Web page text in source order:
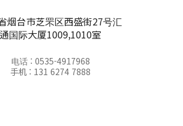
烟台市芝罘区西盛街27号汇
通国际大厦1009,1010室
电话 : 0535-4917968
手机 : 131 6274 7888